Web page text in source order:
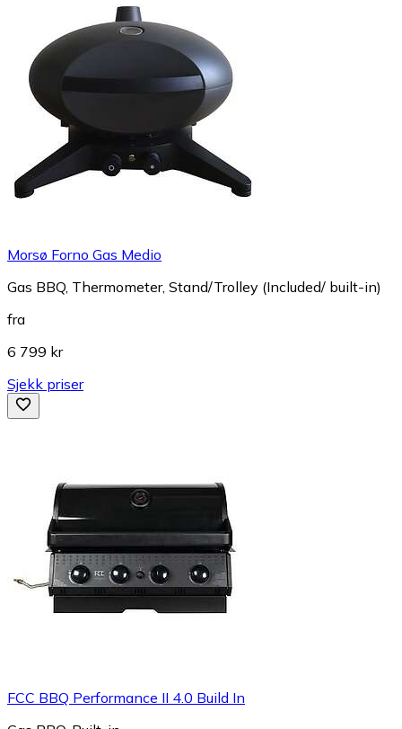
Morsø Forno Gas Medio
Gas BBQ, Thermometer, Stand/Trolley (Included/ built-in)
fra
6 799 kr
Sjekk priser
FCC BBQ Performance II 4.0 Build In